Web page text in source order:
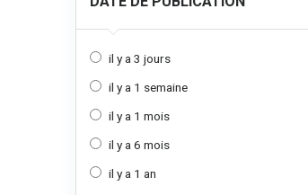
il y a 3 jours
il y a 1 semaine
il y a 1 mois
il y a 6 mois
il y a 1 an